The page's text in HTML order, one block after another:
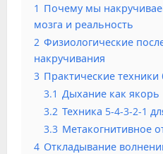
1 Почему мы
мозга и реальность
2 Физиологические
накручивания
3 Практические
3.1 Дыхание как якорь
3.2 Техника 5-4-3-2-1
3.3 Метакогнитивное
4 Откладывание